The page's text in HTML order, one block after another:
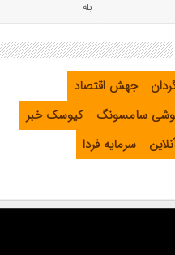
بله
جهش اقتصاد
سامسونگ
کیوسک خبر
سرمایه فردا